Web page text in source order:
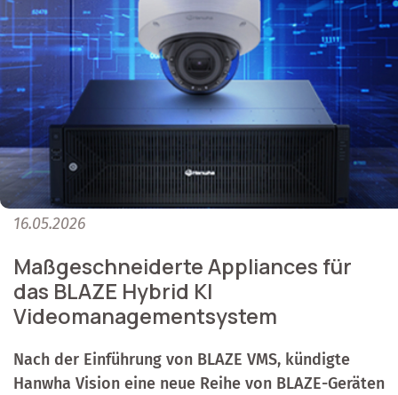
16.05.2026
Maßgeschneiderte Appliances für
das BLAZE Hybrid KI
Videomanagementsystem
Nach der Einführung von BLAZE VMS, kündigte
Hanwha Vision eine neue Reihe von BLAZE-Geräten